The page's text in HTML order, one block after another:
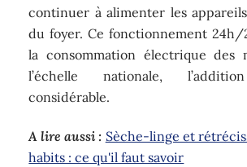
continuer à alimenter les
du foyer. Ce fonctionnement 24h/
la consommation électrique des
l’échelle nationale,
considérable.
A lire aussi : Sèche-linge et
habits : ce qu'il faut savoir